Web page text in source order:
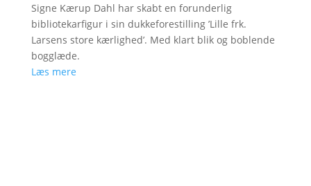
Signe Kærup Dahl har skabt en forunderlig
bibliotekarfigur i sin dukkeforestilling ’Lille frk.
Larsens store kærlighed’. Med klart blik og boblende
bogglæde.
Læs mere